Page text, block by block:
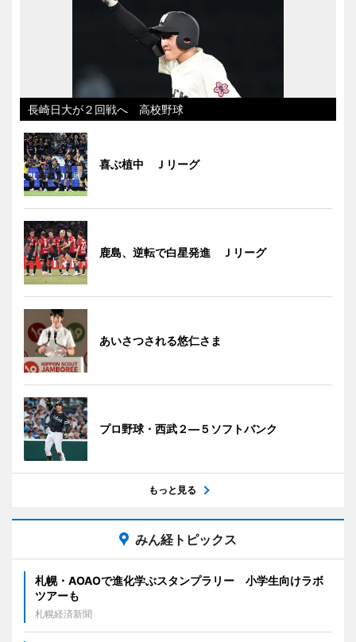
長崎日大が２回戦へ 高校野球
喜ぶ植中 Ｊリーグ
鹿島、逆転で白星発進 Ｊリーグ
あいさつされる悠仁さま
プロ野球・西武２―５ソフトバンク
もっと見る
みん経トピックス
札幌・AOAOで進化学ぶスタンプラリー 小学生向けラボ
ツアーも
札幌経済新聞